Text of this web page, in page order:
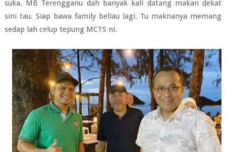
suka. MB Terengganu dah banyak kali datang makan dekat
sini tau. Siap bawa family beliau lagi. Tu maknanya memang
sedap lah celup tepung MCTS ni.